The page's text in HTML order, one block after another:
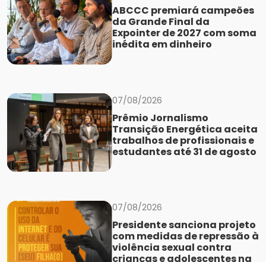
ABCCC premiará campeões
da Grande Final da
Expointer de 2027 com soma
inédita em dinheiro
07/08/2026
Prêmio Jornalismo
Transição Energética aceita
trabalhos de profissionais e
estudantes até 31 de agosto
07/08/2026
Presidente sanciona projeto
com medidas de repressão à
violência sexual contra
crianças e adolescentes na